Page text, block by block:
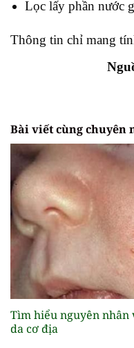
Lọc lấy phần nước
Thông tin chỉ mang
Bài viết cùng chuyên
Tìm hiểu nguyên
da cơ địa